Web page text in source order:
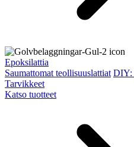
Epoksilattia
Saumattomat teollisuuslattiat DIY:
Tarvikkeet
Katso tuotteet